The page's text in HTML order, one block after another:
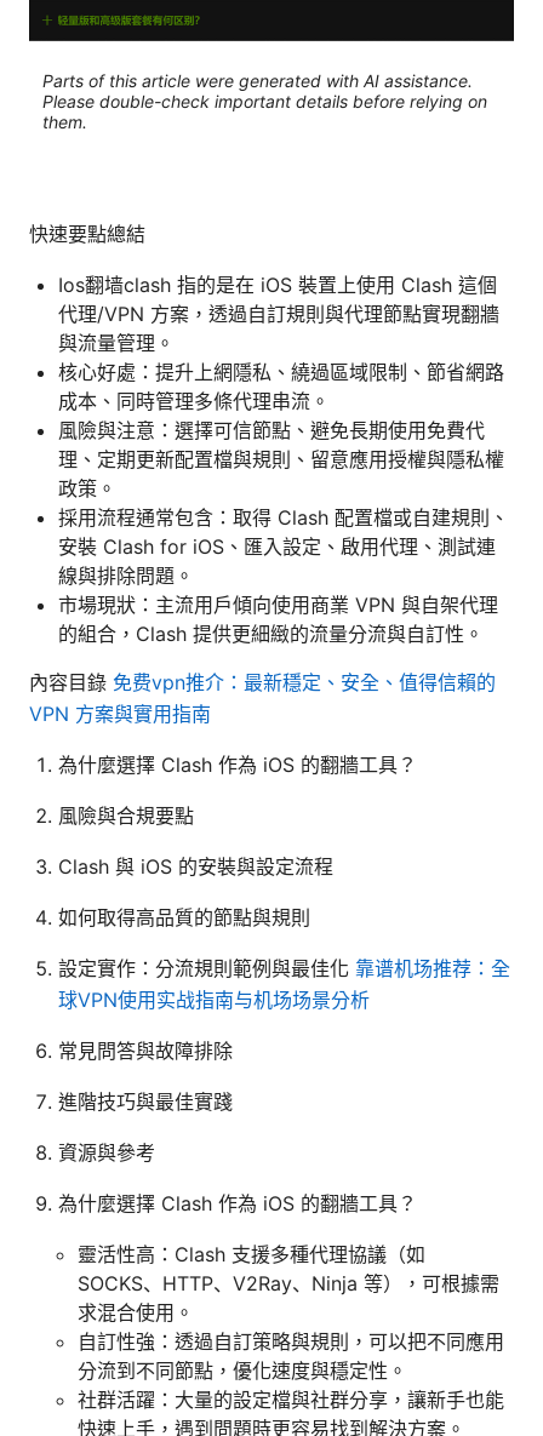
Parts of this article were generated with AI assistance.
Please double-check important details before relying on
them.
快速要點總結
Ios翻墙clash 指的是在 iOS 裝置上使用 Clash 這個
代理/VPN 方案，透過自訂規則與代理節點實現翻牆
與流量管理。
核心好處：提升上網隱私、繞過區域限制、節省網路
成本、同時管理多條代理串流。
風險與注意：選擇可信節點、避免長期使用免費代
理、定期更新配置檔與規則、留意應用授權與隱私權
政策。
採用流程通常包含：取得 Clash 配置檔或自建規則、
安裝 Clash for iOS、匯入設定、啟用代理、測試連
線與排除問題。
市場現狀：主流用戶傾向使用商業 VPN 與自架代理
的組合，Clash 提供更細緻的流量分流與自訂性。
內容目錄 免费vpn推介：最新穩定、安全、值得信賴的
VPN 方案與實用指南
為什麼選擇 Clash 作為 iOS 的翻牆工具？
風險與合規要點
Clash 與 iOS 的安裝與設定流程
如何取得高品質的節點與規則
設定實作：分流規則範例與最佳化 靠谱机场推荐：全
球VPN使用实战指南与机场场景分析
常見問答與故障排除
進階技巧與最佳實踐
資源與參考
為什麼選擇 Clash 作為 iOS 的翻牆工具？
靈活性高：Clash 支援多種代理協議（如
SOCKS、HTTP、V2Ray、Ninja 等），可根據需
求混合使用。
自訂性強：透過自訂策略與規則，可以把不同應用
分流到不同節點，優化速度與穩定性。
社群活躍：大量的設定檔與社群分享，讓新手也能
快速上手，遇到問題時更容易找到解決方案。